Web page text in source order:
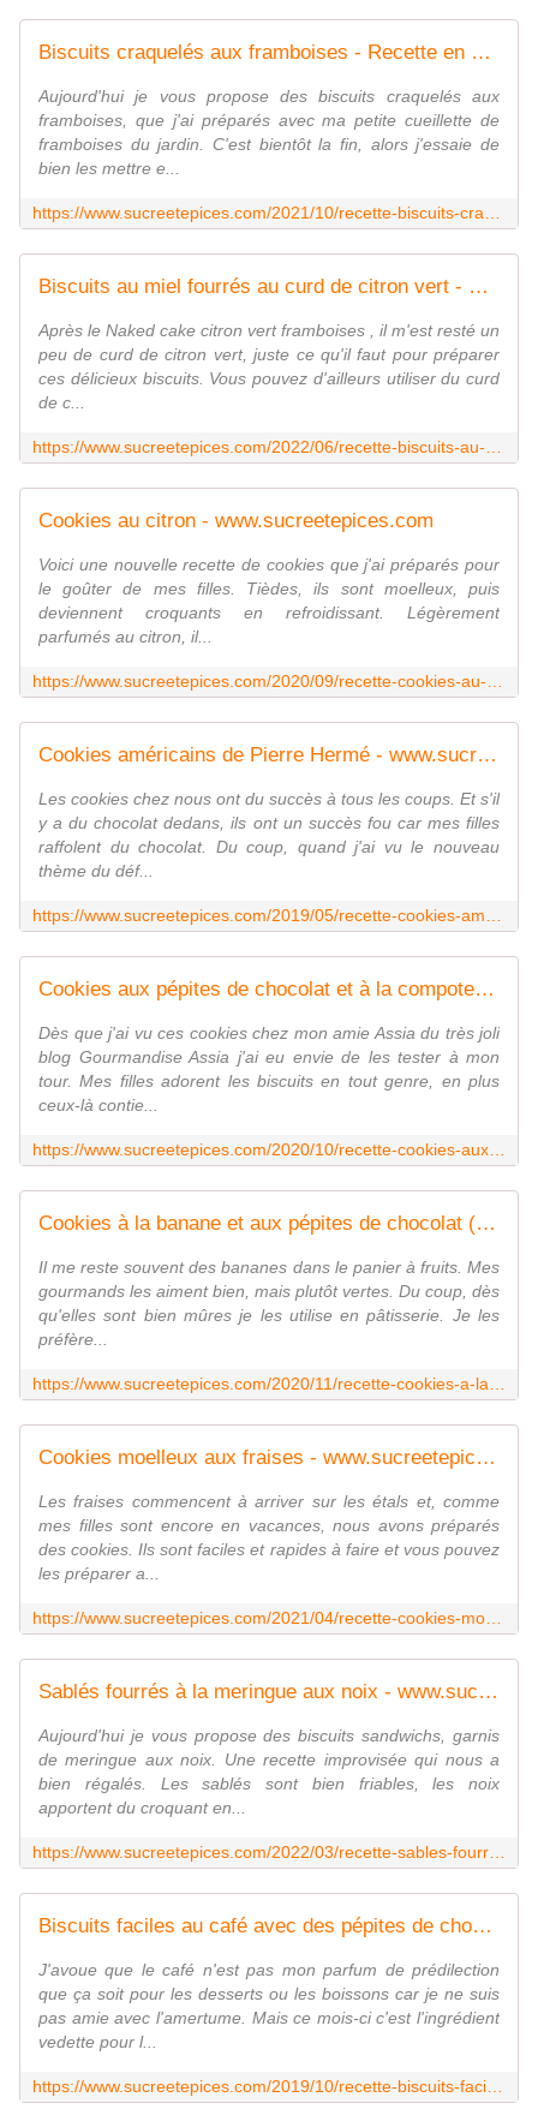
Biscuits craquelés aux framboises - Recette en vidéo - www.sucreetepices.com
Aujourd'hui je vous propose des biscuits craquelés aux
framboises, que j'ai préparés avec ma petite cueillette de
framboises du jardin. C'est bientôt la fin, alors j'essaie de
bien les mettre e...
Biscuits au miel fourrés au curd de citron vert - Recette en vidéo - www.sucreetepices.com
Après le Naked cake citron vert framboises , il m'est resté un
peu de curd de citron vert, juste ce qu'il faut pour préparer
ces délicieux biscuits. Vous pouvez d'ailleurs utiliser du curd
de c...
Cookies au citron - www.sucreetepices.com
Voici une nouvelle recette de cookies que j'ai préparés pour
le goûter de mes filles. Tièdes, ils sont moelleux, puis
deviennent croquants en refroidissant. Légèrement
parfumés au citron, il...
Cookies américains de Pierre Hermé - www.sucreetepices.com
Les cookies chez nous ont du succès à tous les coups. Et s'il
y a du chocolat dedans, ils ont un succès fou car mes filles
raffolent du chocolat. Du coup, quand j'ai vu le nouveau
thème du déf...
Cookies aux pépites de chocolat et à la compote de pommes - www.sucreetepices.com
Dès que j'ai vu ces cookies chez mon amie Assia du très joli
blog Gourmandise Assia j'ai eu envie de les tester à mon
tour. Mes filles adorent les biscuits en tout genre, en plus
ceux-là contie...
Cookies à la banane et aux pépites de chocolat (sans oeufs) - www.sucreetepices.com
Il me reste souvent des bananes dans le panier à fruits. Mes
gourmands les aiment bien, mais plutôt vertes. Du coup, dès
qu'elles sont bien mûres je les utilise en pâtisserie. Je les
préfère...
Cookies moelleux aux fraises - www.sucreetepices.com
Les fraises commencent à arriver sur les étals et, comme
mes filles sont encore en vacances, nous avons préparés
des cookies. Ils sont faciles et rapides à faire et vous pouvez
les préparer a...
Sablés fourrés à la meringue aux noix - www.sucreetepices.com
Aujourd'hui je vous propose des biscuits sandwichs, garnis
de meringue aux noix. Une recette improvisée qui nous a
bien régalés. Les sablés sont bien friables, les noix
apportent du croquant en...
Biscuits faciles au café avec des pépites de chocolat - www.sucreetepices.com
J'avoue que le café n'est pas mon parfum de prédilection
que ça soit pour les desserts ou les boissons car je ne suis
pas amie avec l'amertume. Mais ce mois-ci c'est l'ingrédient
vedette pour l...